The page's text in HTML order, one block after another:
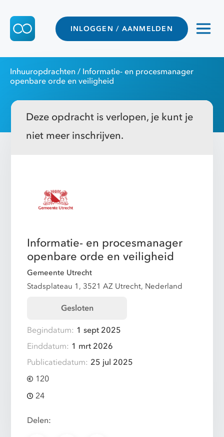
INLOGGEN / AANMELDEN
Inhuuropdrachten / Informatie- en procesmanager
openbare orde en veiligheid
Deze opdracht is verlopen, je kunt je
niet meer inschrijven.
Informatie- en procesmanager
openbare orde en veiligheid
Gemeente Utrecht
Stadsplateau 1, 3521 AZ Utrecht, Nederland
Gesloten
Begindatum: 1 sept 2025
Einddatum: 1 mrt 2026
Publicatiedatum: 25 jul 2025
120
24
Delen: